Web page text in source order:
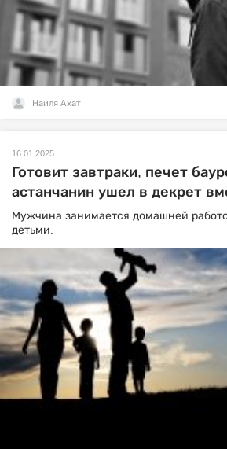
Наиля Ахат
16.01.2025
Готовит завтраки, печет
астанчанин ушел в декрет
Мужчина занимается домашней
детьми.